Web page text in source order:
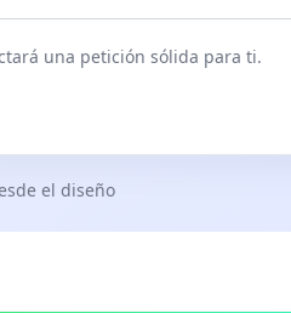
una petición sólida para ti.
el diseño